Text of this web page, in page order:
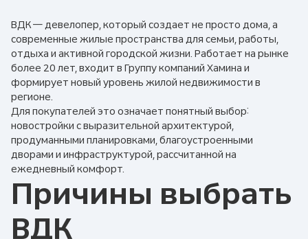
ВДК — девелопер, который создает не просто дома, а
современные жилые пространства для семьи, работы,
отдыха и активной городской жизни. Работает на рынке
более 20 лет, входит в Группу компаний Хамина и
формирует новый уровень жилой недвижимости в
регионе.
Для покупателей это означает понятный выбор:
новостройки с выразительной архитектурой,
продуманными планировками, благоустроенными
дворами и инфраструктурой, рассчитанной на
ежедневный комфорт.
Причины выбрать
ВДК